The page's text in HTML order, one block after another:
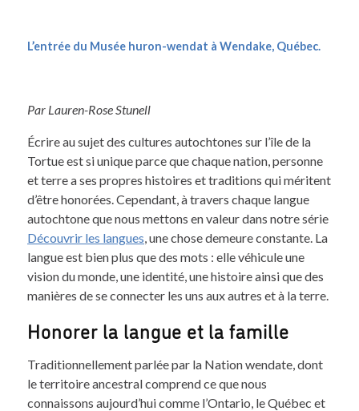
L’entrée du Musée huron-wendat à Wendake, Québec.
Par Lauren-Rose Stunell
Écrire au sujet des cultures autochtones sur l’île de la
Tortue est si unique parce que chaque nation, personne
et terre a ses propres histoires et traditions qui méritent
d’être honorées. Cependant, à travers chaque langue
autochtone que nous mettons en valeur dans notre série
Découvrir les langues, une chose demeure constante. La
langue est bien plus que des mots : elle véhicule une
vision du monde, une identité, une histoire ainsi que des
manières de se connecter les uns aux autres et à la terre.
Honorer la langue et la famille
Traditionnellement parlée par la Nation wendate, dont
le territoire ancestral comprend ce que nous
connaissons aujourd’hui comme l’Ontario, le Québec et